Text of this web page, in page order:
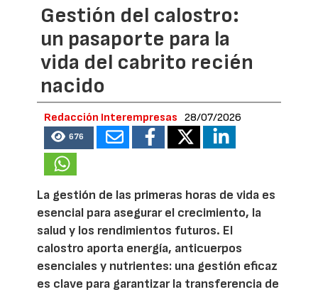
Gestión del calostro:
un pasaporte para la
vida del cabrito recién
nacido
Redacción Interempresas 28/07/2026
676
La gestión de las primeras horas de vida es
esencial para asegurar el crecimiento, la
salud y los rendimientos futuros. El
calostro aporta energía, anticuerpos
esenciales y nutrientes: una gestión eficaz
es clave para garantizar la transferencia de